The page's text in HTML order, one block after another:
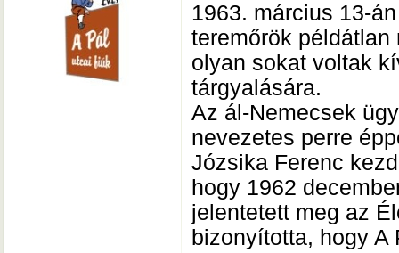
1963. március 13-
teremőrök
olyan sokat voltak
tárgyalására.
Az ál-Nemecsek
nevezetes perre
Józsika Ferenc
hogy 1962
jelentetett meg az
bizonyította, hogy A